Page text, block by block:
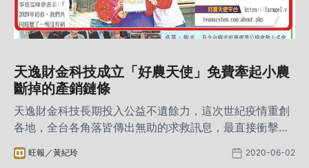
天逸財金科技成立「好農天使」免費牽起小農
斷掉的產銷鏈條
天逸財金科技長期投入公益不遺餘力，這次世紀疫情重創
各地，全台各角落皆傳出無助的求救訊息，最直接衝擊卻
成果分享到每家每戶，靠雙手撐自已的家庭。一夕之間，
旺報／黃紀玲 2020-06-02